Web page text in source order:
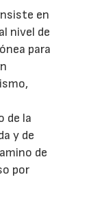
en
nivel de
para
de la
y de
de
por